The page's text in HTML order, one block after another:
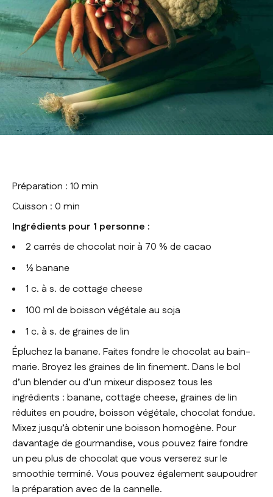
Préparation : 10 min
Cuisson : 0 min
Ingrédients pour 1 personne :
2 carrés de chocolat noir à 70 % de cacao
½ banane
1 c. à s. decottage cheese
100 ml de boisson végétale au soja
1 c. à s. de graines de lin
Épluchez la banane. Faites fondre le chocolat au bain-
marie. Broyez les graines de lin finement. Dans le bol
d’un blender ou d’un mixeur disposez tous les
ingrédients : banane, cottage cheese, graines de lin
réduites en poudre, boisson végétale, chocolat fondue.
Mixez jusqu’à obtenir une boisson homogène. Pour
davantage de gourmandise, vous pouvez faire fondre
un peu plus de chocolat que vous verserez sur le
smoothie terminé. Vous pouvez également saupoudrer
la préparation avec de la cannelle.